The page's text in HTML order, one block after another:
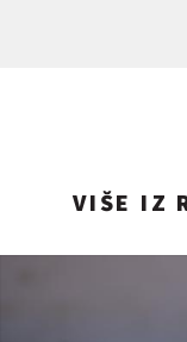
VIŠE IZ